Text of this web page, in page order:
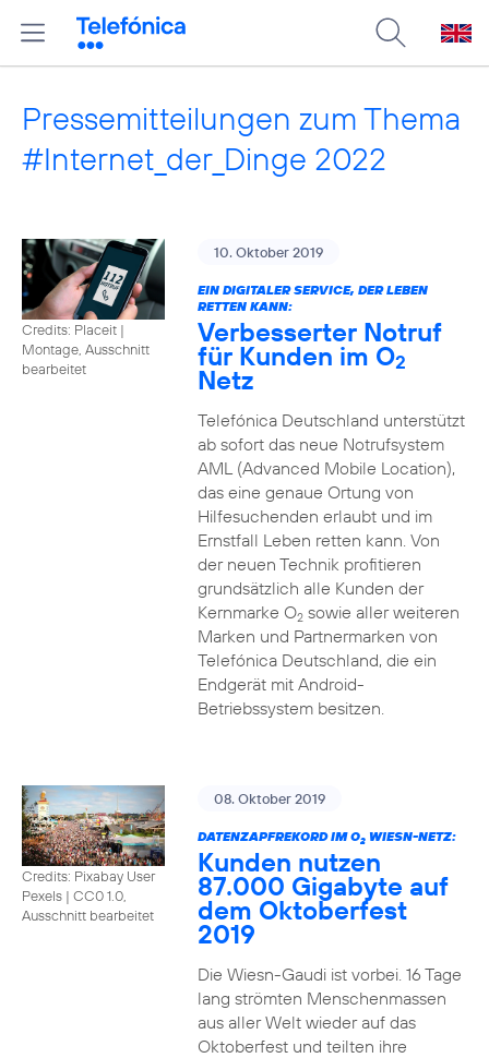
Pressemitteilungen zum Thema
#Internet_der_Dinge 2022
Credits: Placeit |
Montage, Ausschnitt
bearbeitet
10. Oktober 2019
EIN DIGITALER SERVICE, DER LEBEN
RETTEN KANN:
Verbesserter Notruf
für Kunden im O2
Netz
Telefónica Deutschland unterstützt
ab sofort das neue Notrufsystem
AML (Advanced Mobile Location),
das eine genaue Ortung von
Hilfesuchenden erlaubt und im
Ernstfall Leben retten kann. Von
der neuen Technik profitieren
grundsätzlich alle Kunden der
Kernmarke O2sowie aller weiteren
Marken und Partnermarken von
Telefónica Deutschland, die ein
Endgerät mit Android-
Betriebssystem besitzen.
Credits: Pixabay User
Pexels | CC0 1.0,
Ausschnitt bearbeitet
08. Oktober 2019
DATENZAPFREKORD IM O2WIESN-NETZ:
Kunden nutzen
87.000 Gigabyte auf
dem Oktoberfest
2019
Die Wiesn-Gaudi ist vorbei. 16 Tage
lang strömten Menschenmassen
aus aller Welt wieder auf das
Oktoberfest und teilten ihre